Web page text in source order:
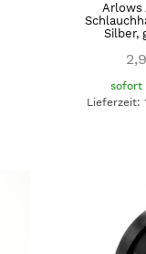
Arlows
Silber,
sofort
Lieferzeit: